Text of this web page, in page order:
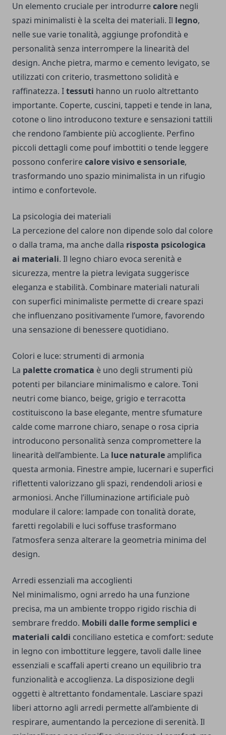
Un elemento cruciale per introdurrecalore negli
spazi minimalisti è la scelta dei materiali. Il legno,
nelle sue varie tonalità, aggiunge profondità e
personalità senza interrompere la linearità del
design. Anche pietra, marmo e cemento levigato, se
utilizzati con criterio, trasmettono solidità e
raffinatezza. Itessuti hanno un ruolo altrettanto
importante. Coperte, cuscini, tappeti e tende in lana,
cotone o lino introducono texture e sensazioni tattili
che rendono l’ambiente più accogliente. Perfino
piccoli dettagli come pouf imbottiti o tende leggere
possono conferirecalore visivo e sensoriale,
trasformando uno spazio minimalista in un rifugio
intimo e confortevole.
La psicologia dei materiali
La percezione del calore non dipende solo dal colore
o dalla trama, ma anche dalla risposta psicologica
ai materiali. Il legno chiaro evoca serenità e
sicurezza, mentre la pietra levigata suggerisce
eleganza e stabilità. Combinare materiali naturali
con superfici minimaliste permette di creare spazi
che influenzano positivamente l’umore, favorendo
una sensazione di benessere quotidiano.
Colori e luce: strumenti di armonia
La palette cromatica è uno degli strumenti più
potenti per bilanciare minimalismo e calore. Toni
neutri come bianco, beige, grigio e terracotta
costituiscono la base elegante, mentre sfumature
calde come marrone chiaro, senape o rosa cipria
introducono personalità senza compromettere la
linearità dell’ambiente. La luce naturaleamplifica
questa armonia. Finestre ampie, lucernari e superfici
riflettenti valorizzano gli spazi, rendendoli ariosi e
armoniosi. Anche l’illuminazione artificiale può
modulare il calore: lampade con tonalità dorate,
faretti regolabili e luci soffuse trasformano
l’atmosfera senza alterare la geometria minima del
design.
Arredi essenziali ma accoglienti
Nel minimalismo, ogni arredo ha una funzione
precisa, ma un ambiente troppo rigido rischia di
sembrare freddo. Mobili dalle forme semplici e
materiali caldi conciliano estetica e comfort: sedute
in legno con imbottiture leggere, tavoli dalle linee
essenziali e scaffali aperti creano un equilibrio tra
funzionalità e accoglienza. La disposizione degli
oggetti è altrettanto fondamentale. Lasciare spazi
liberi attorno agli arredi permette all’ambiente di
respirare, aumentando la percezione di serenità. Il